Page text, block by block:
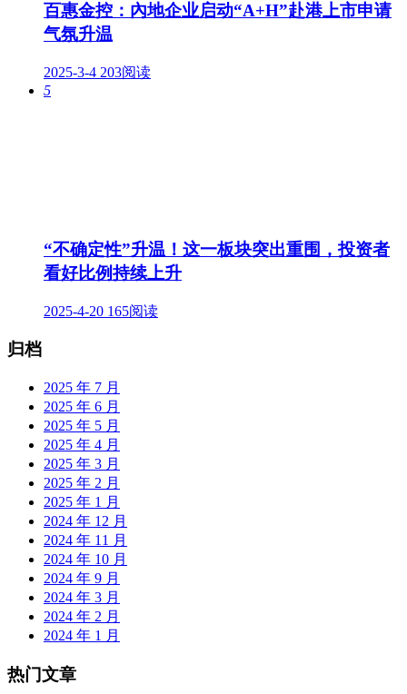
百惠金控：內地企业启动“A+H”赴港上市申请
气氛升温
2025-3-4 203阅读
5
“不确定性”升温！这一板块突出重围，投资者
看好比例持续上升
2025-4-20 165阅读
归档
2025 年 7 月
2025 年 6 月
2025 年 5 月
2025 年 4 月
2025 年 3 月
2025 年 2 月
2025 年 1 月
2024 年 12 月
2024 年 11 月
2024 年 10 月
2024 年 9 月
2024 年 3 月
2024 年 2 月
2024 年 1 月
热门文章